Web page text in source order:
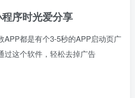
序时光爱分享
APP都是有个3-5秒的APP启动页广
过这个软件，轻松去掉广告